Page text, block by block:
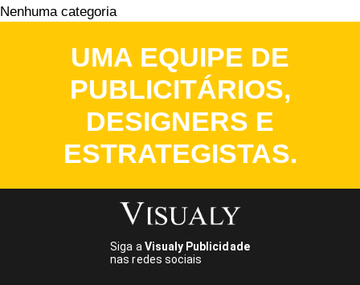
Nenhuma categoria
UMA EQUIPE DE
PUBLICITÁRIOS,
DESIGNERS E
ESTRATEGISTAS.
Siga a Visualy Publicidade
nas redes sociais